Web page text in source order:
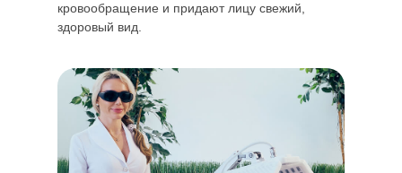
кровообращение и придают лицу свежий,
здоровый вид.